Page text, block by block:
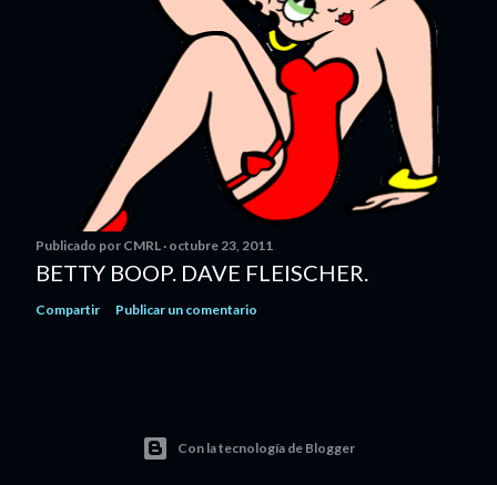
Publicado por CMRL octubre 23, 2011
BETTY BOOP. DAVE FLEISCHER.
Compartir Publicar un comentario
Con la tecnología de Blogger